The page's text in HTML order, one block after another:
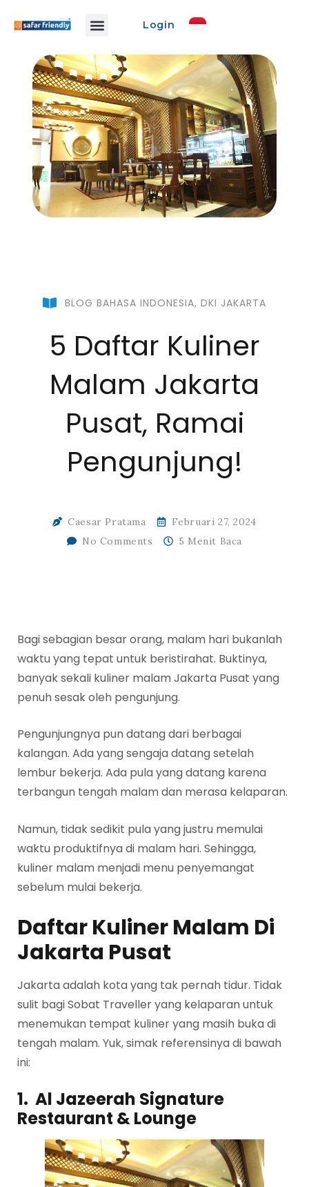
Login
BLOG BAHASA INDONESIA, DKI JAKARTA
5 Daftar Kuliner
Malam Jakarta
Pusat, Ramai
Pengunjung!
Caesar Pratama
Februari 27, 2024
No Comments
5 Menit Baca
Bagi sebagian besar orang, malam hari bukanlah
waktu yang tepat untuk beristirahat. Buktinya,
banyak sekali kuliner malam Jakarta Pusat yang
penuh sesak oleh pengunjung.
Pengunjungnya pun datang dari berbagai
kalangan. Ada yang sengaja datang setelah
lembur bekerja. Ada pula yang datang karena
terbangun tengah malam dan merasa kelaparan.
Namun, tidak sedikit pula yang justru memulai
waktu produktifnya di malam hari. Sehingga,
kuliner malam menjadi menu penyemangat
sebelum mulai bekerja.
Daftar Kuliner Malam Di
Jakarta Pusat
Jakarta adalah kota yang tak pernah tidur. Tidak
sulit bagi Sobat Traveller yang kelaparan untuk
menemukan tempat kuliner yang masih buka di
tengah malam. Yuk, simak referensinya di bawah
ini:
1. Al Jazeerah Signature
Restaurant & Lounge